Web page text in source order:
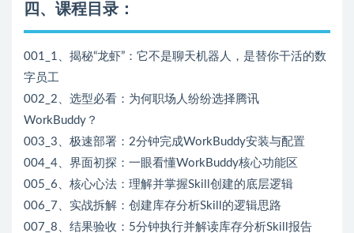
四、课程目录：
001_1、揭秘“龙虾”：它不是聊天机器人，是替你干活的数
字员工
002_2、选型必看：为何职场人纷纷选择腾讯
WorkBuddy？
003_3、极速部署：2分钟完成WorkBuddy安装与配置
004_4、界面初探：一眼看懂WorkBuddy核心功能区
005_6、核心心法：理解并掌握Skill创建的底层逻辑
006_7、实战拆解：创建库存分析Skill的逻辑思路
007_8、结果验收：5分钟执行并解读库存分析Skill报告